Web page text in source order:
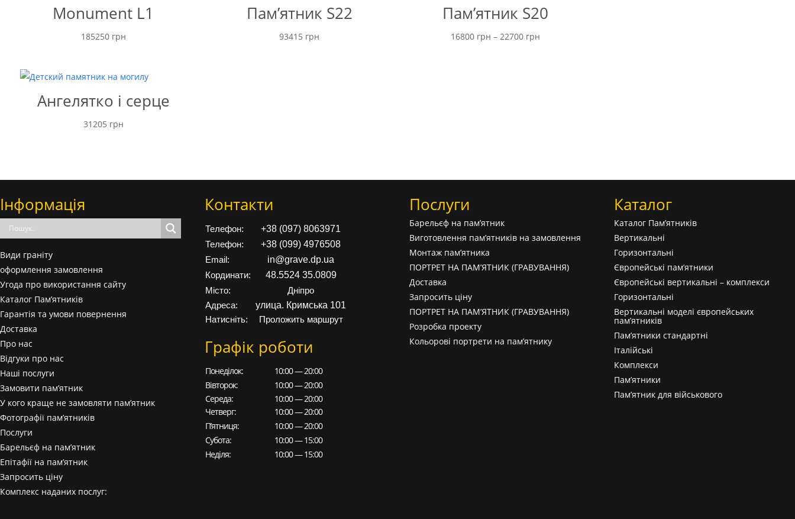
Monument L1
185250 грн
Пам’ятник S22
93415 грн
Пам’ятник S20
16800 грн – 22700 грн
Ангелятко і серце
31205 грн
Інформація
Види граніту
оформлення замовлення
Угода про використання сайту
Каталог Пам’ятників
Гарантія та умови повернення
Доставка
Про нас
Відгуки про нас
Наші послуги
Замовити пам’ятник
У кого краще не замовляти пам’ятник
Фотографії пам’ятників
Послуги
Барельєф на пам’ятник
Епітафії на пам’ятник
Запросить ціну
Комплекс наданих послуг:
Контакти
Телефон: +38 (097) 8063971
Телефон: +38 (099) 4976508
Email: in@grave.dp.ua
Кординати: 48.5524 35.0809
Місто:
Дніпро
Адреса:
улица. Кримська 101
Натисніть: Проложить маршрут
Графік роботи
Понеділок:
10:00 — 20:00
Вівторок:
10:00 — 20:00
Середа:
10:00 — 20:00
Четверг:
10:00 — 20:00
П’ятниця:
10:00 — 20:00
Субота:
10:00 — 15:00
Неділя:
10:00 — 15:00
Послуги
Барельєф на пам’ятник
Виготовлення пам’ятників на замовлення
Монтаж пам’ятника
ПОРТРЕТ НА ПАМ’ЯТНИК (ГРАВУВАННЯ)
Доставка
Запросить ціну
ПОРТРЕТ НА ПАМ’ЯТНИК (ГРАВУВАННЯ)
Розробка проекту
Кольорові портрети на пам’ятнику
Каталог
Каталог Пам’ятників
Вертикальні
Горизонтальні
Європейські пам’ятники
Європейські вертикальні – комплекси
Горизонтальні
Вертикальні моделі європейських
пам’ятників
Пам’ятники стандартні
Італійські
Комплекси
Пам’ятники
Пам’ятник для військового